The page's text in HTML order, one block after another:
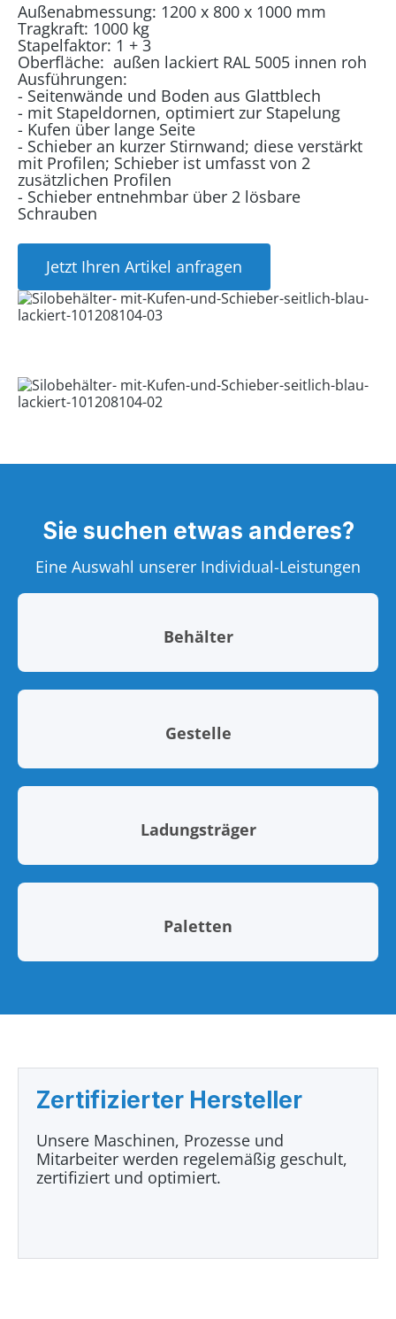
Außenabmessung: 1200 x 800 x 1000 mm
Tragkraft: 1000 kg
Stapelfaktor: 1 + 3
Oberfläche: außen lackiert RAL 5005 innen roh
Ausführungen:
- Seitenwände und Boden aus Glattblech
- mit Stapeldornen, optimiert zur Stapelung
- Kufen über lange Seite
- Schieber an kurzer Stirnwand; diese verstärkt
mit Profilen; Schieber ist umfasst von 2
zusätzlichen Profilen
- Schieber entnehmbar über 2 lösbare
Schrauben
Jetzt Ihren Artikel anfragen
Sie suchen etwas anderes?
Eine Auswahl unserer Individual-Leistungen
Behälter
Gestelle
Ladungsträger
Paletten
Zertifizierter Hersteller
Unsere Maschinen, Prozesse und
Mitarbeiter werden regelemäßig geschult,
zertifiziert und optimiert.